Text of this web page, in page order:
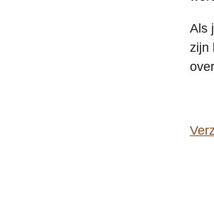
Als
zijn